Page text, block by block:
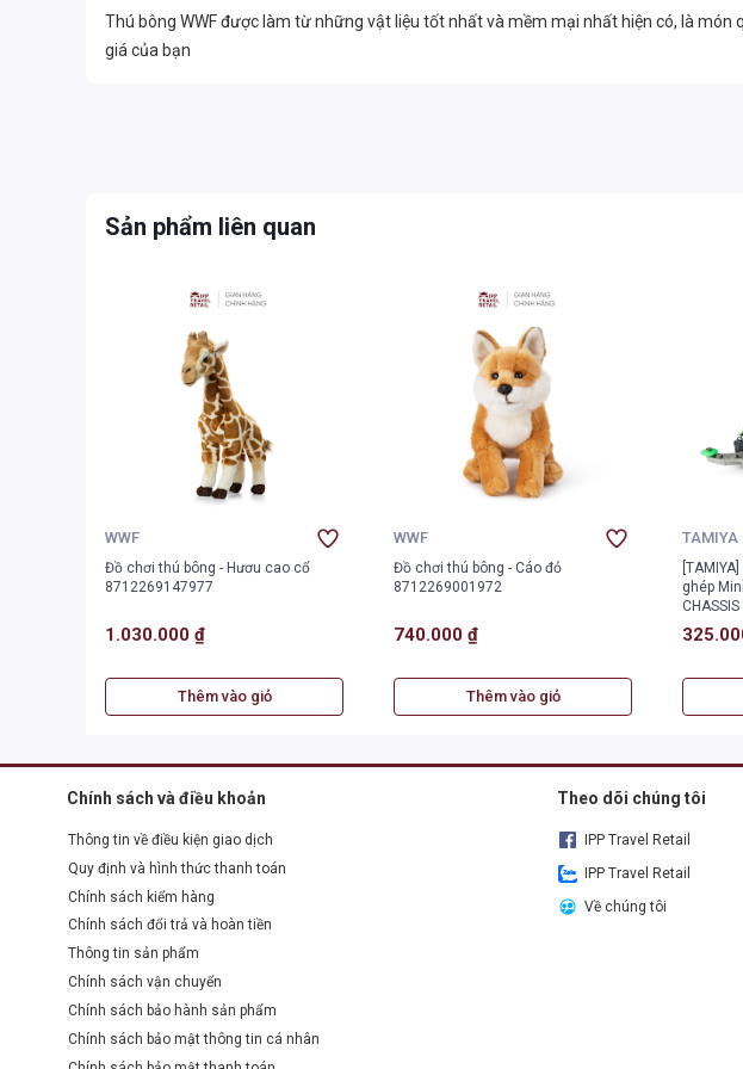
Thú bông WWF được làm từ những vật liệu tốt nhất và mềm mại nhất hiện có, là món
giá của bạn
Sản phẩm liên quan
WWF
Đồ chơi thú bông - Hươu cao cổ
8712269147977
1.030.000 ₫
Thêm vào giỏ
WWF
Đồ chơi thú bông - Cáo đỏ
8712269001972
740.000 ₫
Thêm vào giỏ
TAMIYA
ghép
CHASSIS
Chính sách và điều khoản
Thông tin về điều kiện giao dịch
Quy định và hình thức thanh toán
Chính sách kiểm hàng
Chính sách đổi trả và hoàn tiền
Thông tin sản phẩm
Chính sách vận chuyển
Chính sách bảo hành sản phẩm
Chính sách bảo mật thông tin cá nhân
Theo dõi chúng tôi
IPP Travel Retail
IPP Travel Retail
Về chúng tôi